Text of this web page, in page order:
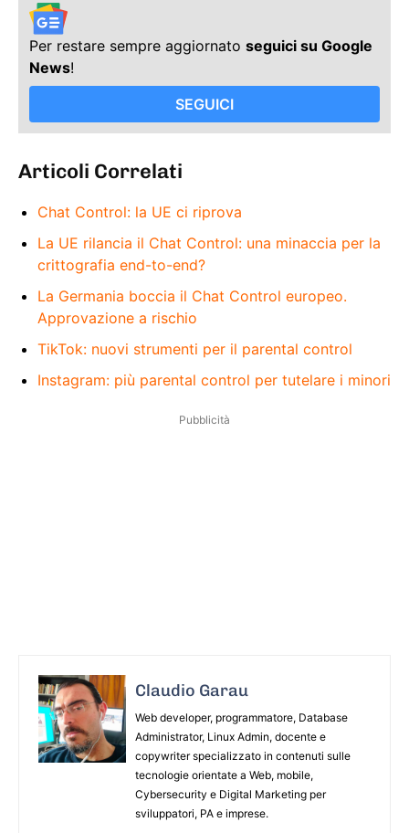
Per restare sempre aggiornato seguici su Google
News!
SEGUICI
Articoli Correlati
Chat Control: la UE ci riprova
La UE rilancia il Chat Control: una minaccia per la
crittografia end-to-end?
La Germania boccia il Chat Control europeo.
Approvazione a rischio
TikTok: nuovi strumenti per il parental control
Instagram: più parental control per tutelare i minori
Pubblicità
Claudio Garau
Web developer, programmatore, Database
Administrator, Linux Admin, docente e
copywriter specializzato in contenuti sulle
tecnologie orientate a Web, mobile,
Cybersecurity e Digital Marketing per
sviluppatori, PA e imprese.